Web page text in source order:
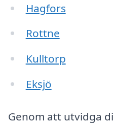
Hagfors
Rottne
Kulltorp
Eksjö
Genom att utvidga